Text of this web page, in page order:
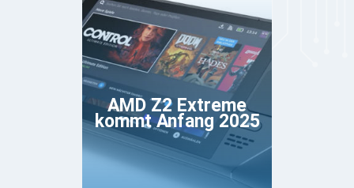
AMD Z2 Extreme
kommt Anfang 2025